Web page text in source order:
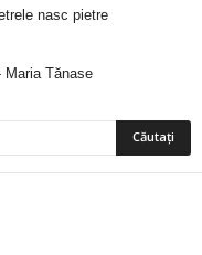
nasc pietre
Maria Tănase